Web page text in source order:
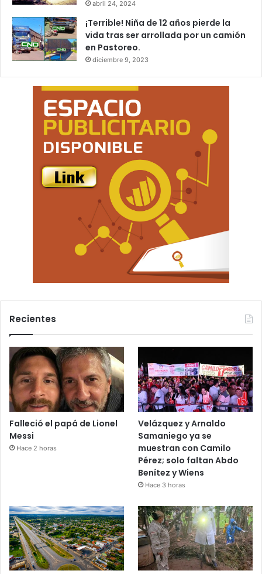
abril 24, 2024
¡Terrible! Niña de 12 años pierde la
vida tras ser arrollada por un camión
en Pastoreo.
diciembre 9, 2023
Recientes
Falleció el papá de Lionel
Messi
Hace 2 horas
Velázquez y Arnaldo
Samaniego ya se
muestran con Camilo
Pérez; solo faltan Abdo
Benítez y Wiens
Hace 3 horas